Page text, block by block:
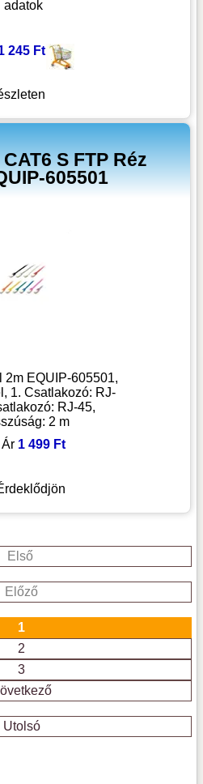
245 Ft
S FTP Réz
605501
2m EQUIP-605501,
1. Csatlakozó: RJ-
RJ-45,
2 m
Ár 1 499 Ft
Első
Előző
1
2
3
Utolsó